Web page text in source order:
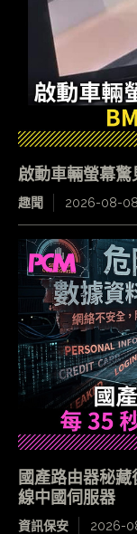
啟動車輛螢幕
趣聞 2026-08-08
國產路由器秘
線中國伺服器
資訊保安 2026-